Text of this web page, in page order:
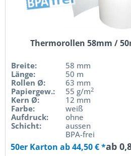
Thermorollen 58mm /
Breite:
58 mm
Länge:
50 m
Rollen Ø:
63 mm
Papiergew.:
55 g/m2
Kern Ø:
12 mm
Farbe:
weiß
Aufdruck:
ohne
Schicht:
aussen
BPA-frei
ab
50er Karton ab 44,50 € *